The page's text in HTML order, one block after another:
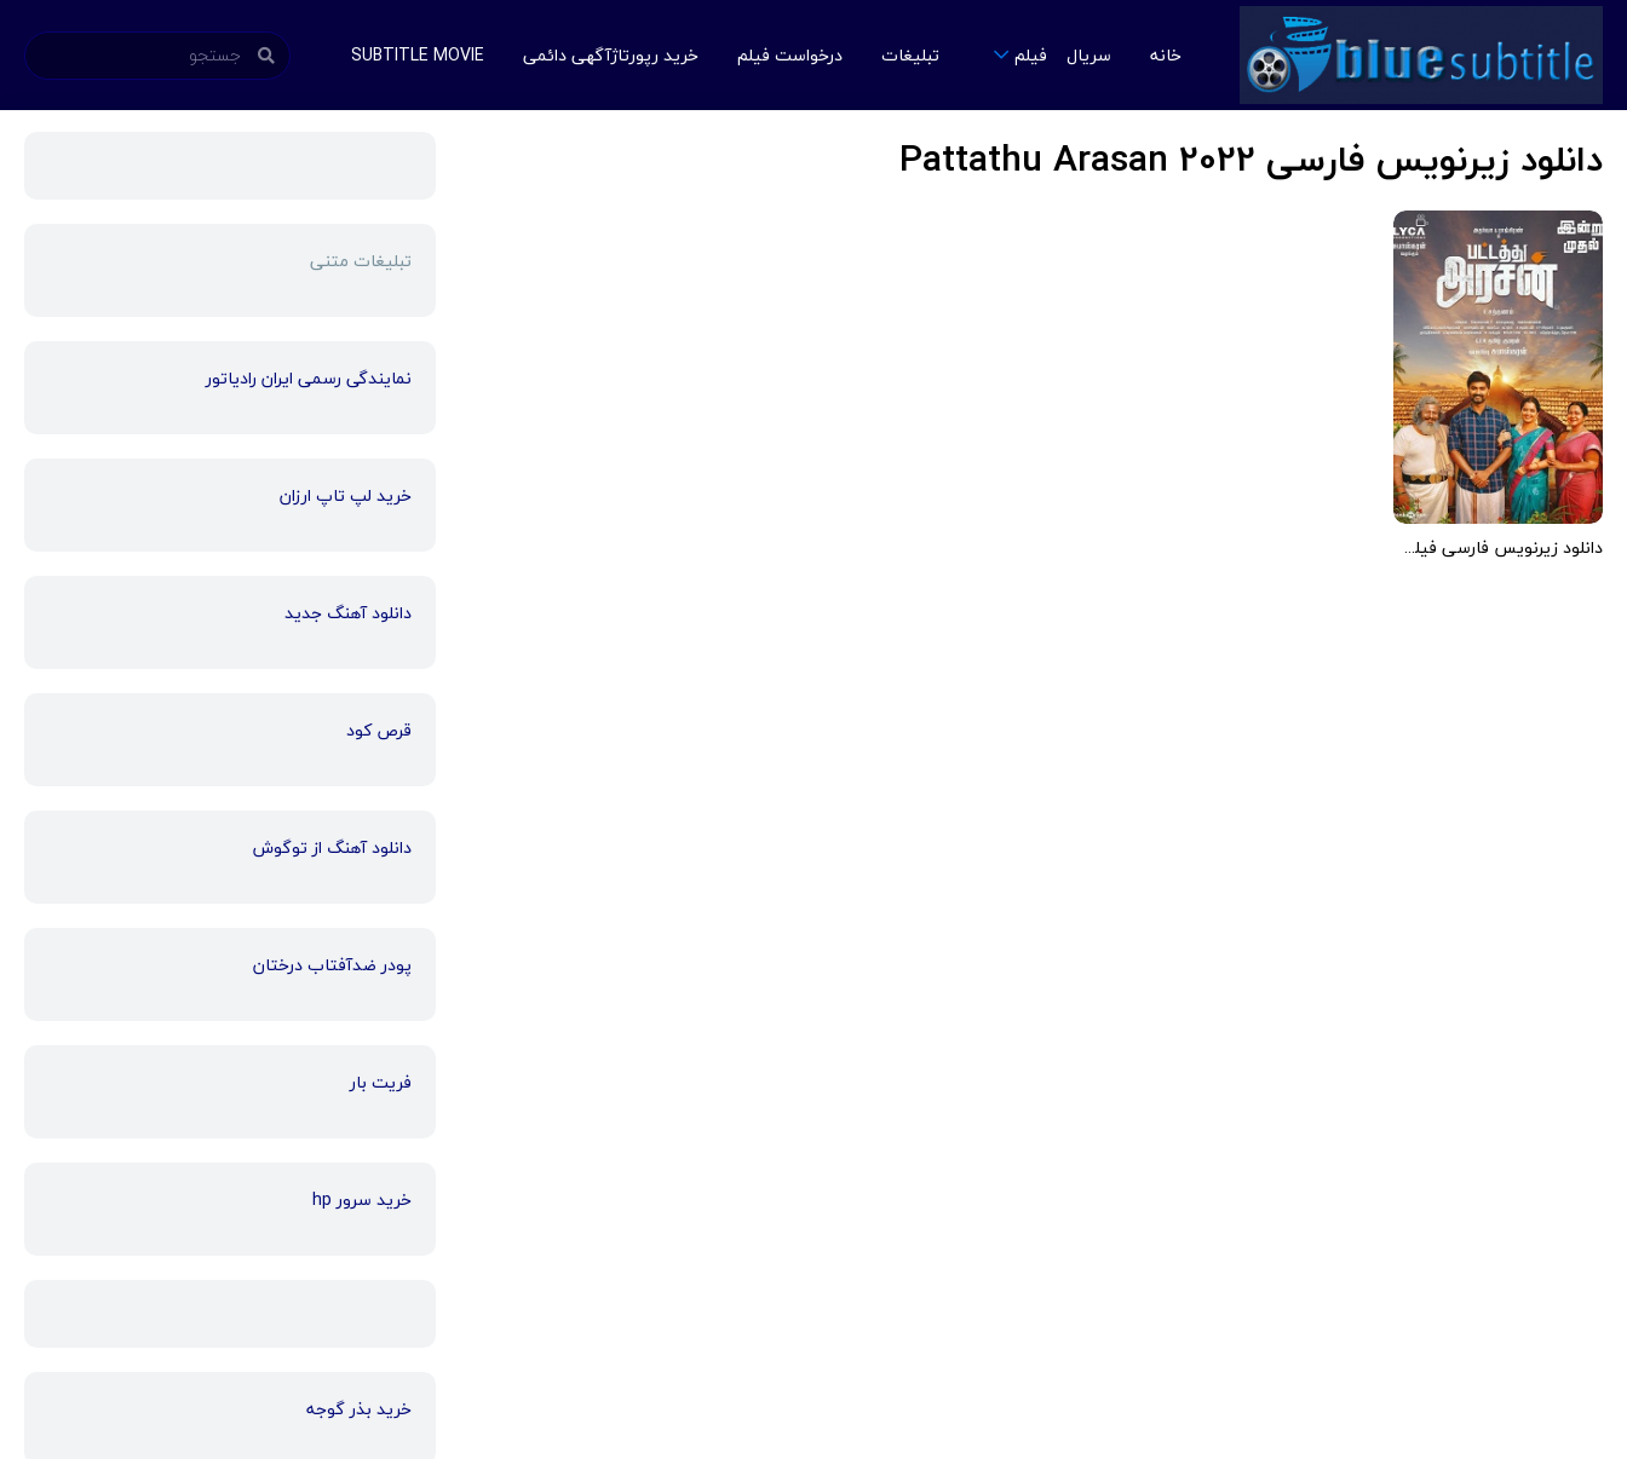
خانه سریال فیلم تبلیغات درخواست فیلم خرید رپورتاژآگهی دائمی SUBTITLE MOVIE
دانلود زیرنویس فارسی Pattathu Arasan 2022
دانلود زیرنویس فارسی فیلم Pattathu Arasan 2022
تبلیغات متنی
نمایندگی رسمی ایران رادیاتور
خرید لپ تاپ ارزان
دانلود آهنگ جدید
قرص کود
دانلود آهنگ از توگوش
پودر ضدآفتاب درختان
فریت بار
خرید سرور hp
خرید بذر گوجه